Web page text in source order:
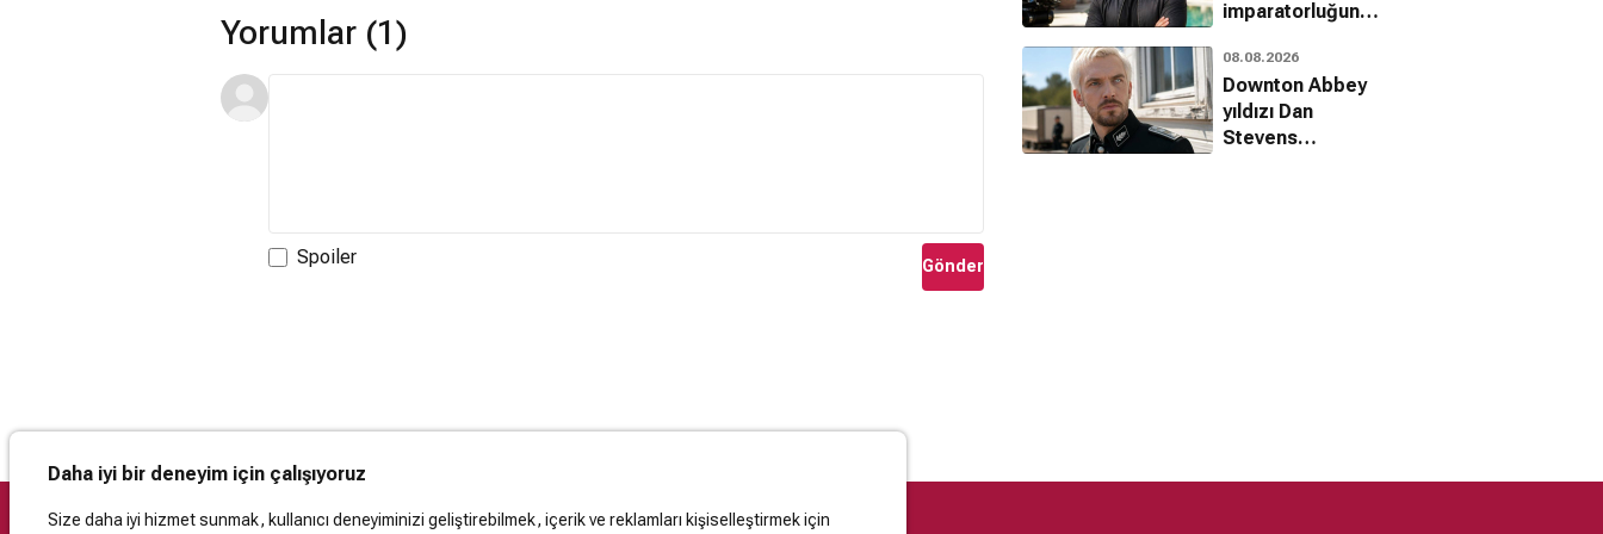
Yorumlar (1)
Spoiler Gönder
imparatorluğunu
Horror Section
08.08.2026
Downton Abbey
yıldızı Dan
Stevens
Daha iyi bir deneyim için çalışıyoruz
Size daha iyi hizmet sunmak, kullanıcı deneyiminizi geliştirebilmek, içerik ve reklamları kişiselleştirmek için